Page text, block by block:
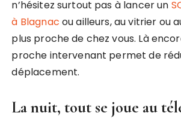
n’hésitez surtout pas à lancer un
à Blagnac ou ailleurs, au vitrier ou
plus proche de chez vous. Là
proche intervenant permet de
déplacement.
La nuit, tout se joue au